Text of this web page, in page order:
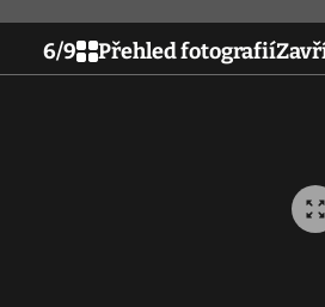
6/9 Přehled fotografií